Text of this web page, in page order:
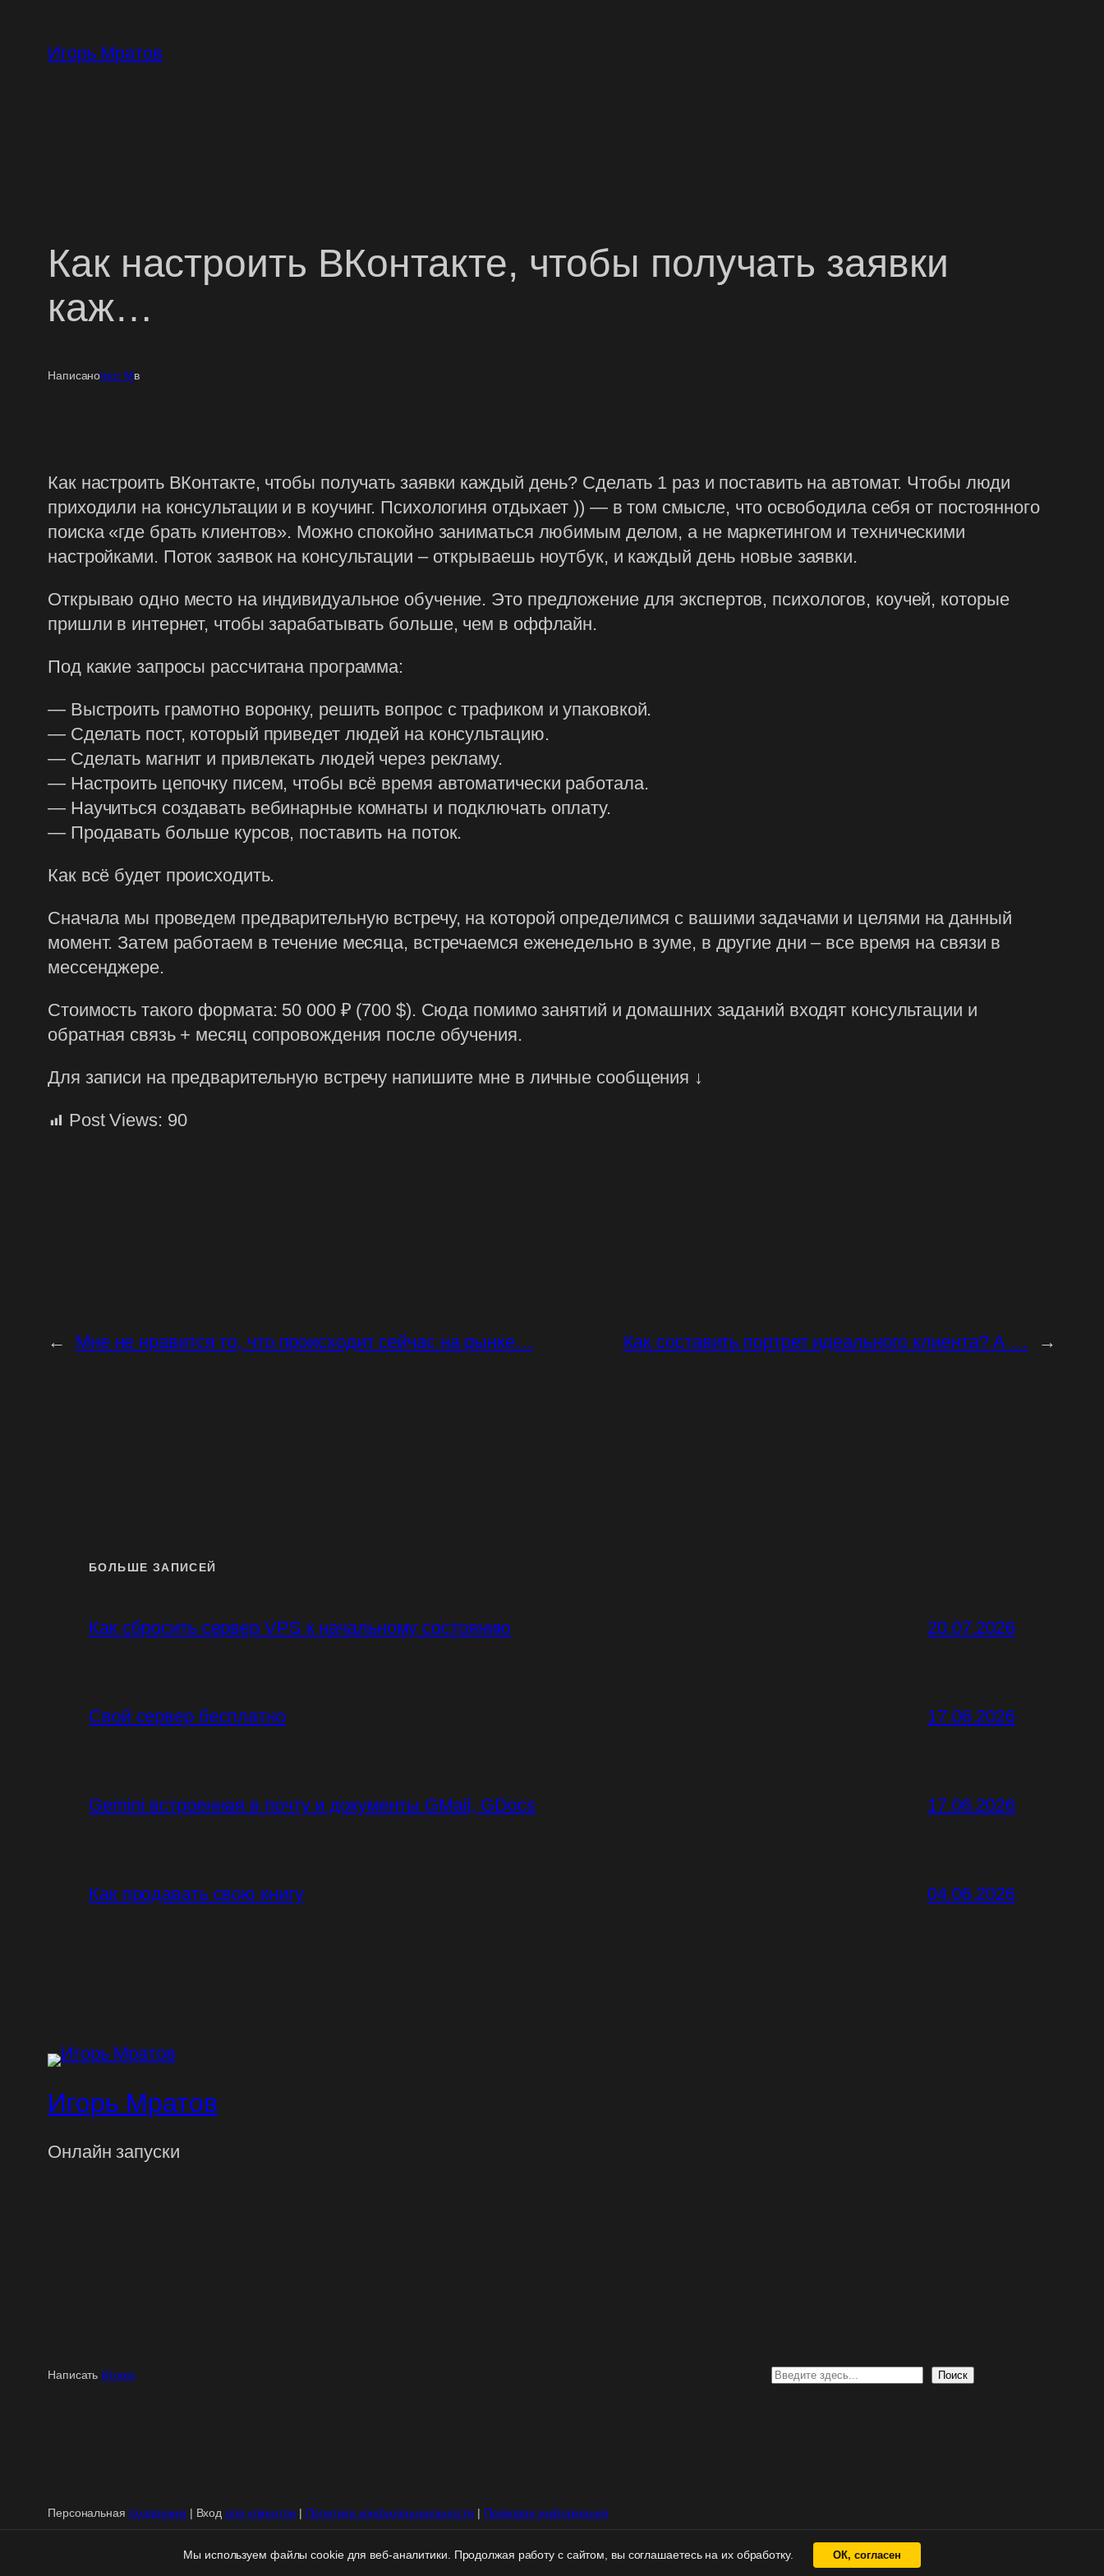
Мы используем файлы cookie для веб-аналитики. Продолжая работу с сайтом, вы соглашаетесь на их обработку. ОК, согласен
содержимому
Игорь Мратов
Как настроить ВКонтакте, чтобы получать заявки
каж…
НаписаноIgor Mв
Как настроить ВКонтакте, чтобы получать заявки каждый день? Сделать 1 раз и поставить на автомат. Чтобы люди
приходили на консультации и в коучинг. Психологиня отдыхает )) — в том смысле, что освободила себя от постоянного
поиска «где брать клиентов». Можно спокойно заниматься любимым делом, а не маркетингом и техническими
настройками. Поток заявок на консультации – открываешь ноутбук, и каждый день новые заявки.
Открываю одно место на индивидуальное обучение. Это предложение для экспертов, психологов, коучей, которые
пришли в интернет, чтобы зарабатывать больше, чем в оффлайн.
Под какие запросы рассчитана программа:
— Выстроить грамотно воронку, решить вопрос с трафиком и упаковкой.
— Сделать пост, который приведет людей на консультацию.
— Сделать магнит и привлекать людей через рекламу.
— Настроить цепочку писем, чтобы всё время автоматически работала.
— Научиться создавать вебинарные комнаты и подключать оплату.
— Продавать больше курсов, поставить на поток.
Как всё будет происходить.
Сначала мы проведем предварительную встречу, на которой определимся с вашими задачами и целями на данный
момент. Затем работаем в течение месяца, встречаемся еженедельно в зуме, в другие дни – все время на связи в
мессенджере.
Стоимость такого формата: 50 000 ₽ (700 $). Сюда помимо занятий и домашних заданий входят консультации и
обратная связь + месяц сопровождения после обучения.
Для записи на предварительную встречу напишите мне в личные сообщения ↓
Post Views: 90
← Мне не нравится то, что происходит сейчас на рынке… Как составить портрет идеального клиента? А … →
БОЛЬШЕ ЗАПИСЕЙ
Как сбросить сервер VPS к начальному состоянию 20.07.2026
Свой сервер бесплатно 17.06.2026
Gemini встроенная в почту и документы GMail, GDocs 17.06.2026
Как продавать свою книгу 04.06.2026
Игорь Мратов
Онлайн запуски
Написать Игорю Поиск Поиск
Персональная поддержка| Входдля клиентов| Политика конфиденциальности | Правовая информация